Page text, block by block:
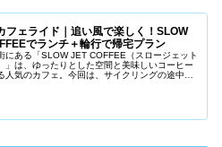
フェライド｜追い風で楽しく！SLOW
でランチ＋輪行で帰宅プラン
にある「SLOW JET COFFEE（スロージェット
」は、ゆったりとした空間と美味しいコーヒー
人気のカフェ。今回は、サイクリングの途中で